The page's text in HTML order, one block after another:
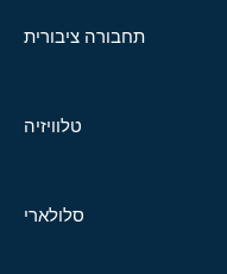
תחבורה ציבורית
טלוויזיה
סלולארי